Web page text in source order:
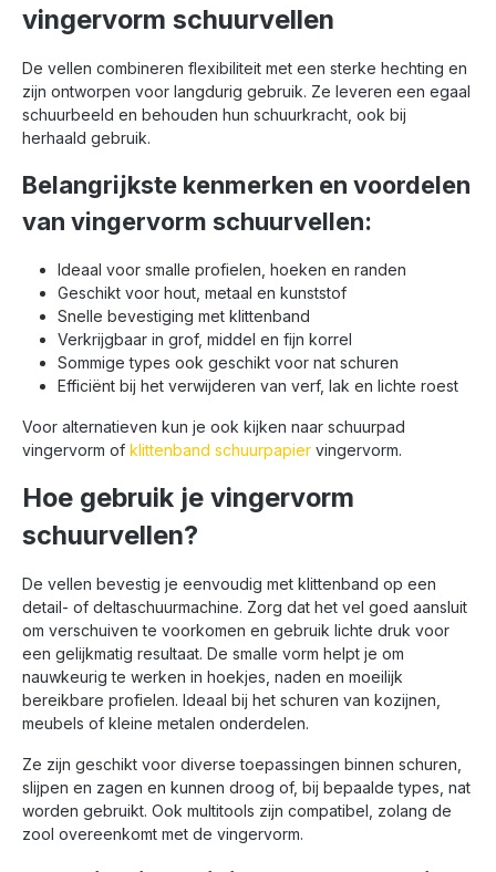
vingervorm schuurvellen
De vellen combineren flexibiliteit met een sterke hechting en
zijn ontworpen voor langdurig gebruik. Ze leveren een egaal
schuurbeeld en behouden hun schuurkracht, ook bij
herhaald gebruik.
Belangrijkste kenmerken en voordelen
van vingervorm schuurvellen:
Ideaal voor smalle profielen, hoeken en randen
Geschikt voor hout, metaal en kunststof
Snelle bevestiging met klittenband
Verkrijgbaar in grof, middel en fijn korrel
Sommige types ook geschikt voor nat schuren
Efficiënt bij het verwijderen van verf, lak en lichte roest
Voor alternatieven kun je ook kijken naar schuurpad
vingervorm of klittenband schuurpapier vingervorm.
Hoe gebruik je vingervorm
schuurvellen?
De vellen bevestig je eenvoudig met klittenband op een
detail- of deltaschuurmachine. Zorg dat het vel goed aansluit
om verschuiven te voorkomen en gebruik lichte druk voor
een gelijkmatig resultaat. De smalle vorm helpt je om
nauwkeurig te werken in hoekjes, naden en moeilijk
bereikbare profielen. Ideaal bij het schuren van kozijnen,
meubels of kleine metalen onderdelen.
Ze zijn geschikt voor diverse toepassingen binnen schuren,
slijpen en zagen en kunnen droog of, bij bepaalde types, nat
worden gebruikt. Ook multitools zijn compatibel, zolang de
zool overeenkomt met de vingervorm.